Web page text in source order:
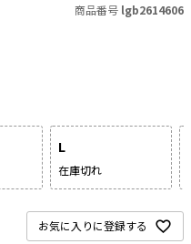
商品番号 lgb2614606
L
在庫切れ
お気に入りに登録する